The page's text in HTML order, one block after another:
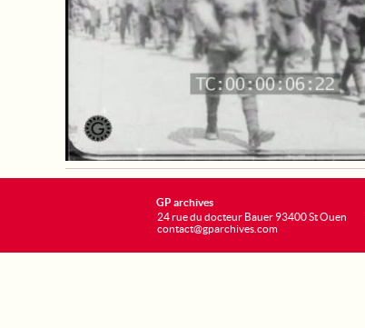
GP archives
24 rue du docteur Bauer 93400 St Ouen
contact@gparchives.com